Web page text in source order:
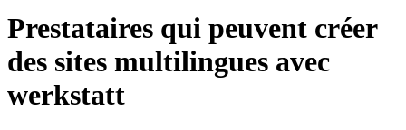
Prestataires qui peuvent créer
des sites multilingues avec
werkstatt